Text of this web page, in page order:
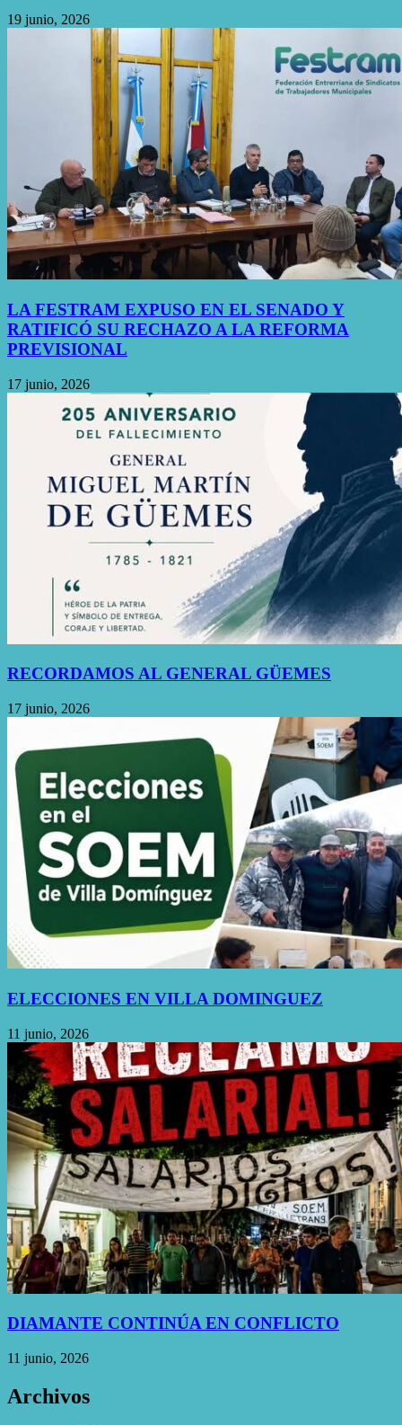
19 junio, 2026
LA FESTRAM EXPUSO EN EL SENADO Y
RATIFICÓ SU RECHAZO A LA REFORMA
PREVISIONAL
17 junio, 2026
RECORDAMOS AL GENERAL GÜEMES
17 junio, 2026
ELECCIONES EN VILLA DOMINGUEZ
11 junio, 2026
DIAMANTE CONTINÚA EN CONFLICTO
11 junio, 2026
Archivos